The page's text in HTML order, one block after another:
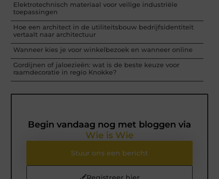
Elektrotechnisch materiaal voor veilige industriële
toepassingen
Hoe een architect in de utiliteitsbouw bedrijfsidentiteit
vertaalt naar architectuur
Wanneer kies je voor winkelbezoek en wanneer online
Gordijnen of jaloezieën: wat is de beste keuze voor
raamdecoratie in regio Knokke?
Begin vandaag nog met bloggen via
Wie is Wie
Stuur ons een bericht